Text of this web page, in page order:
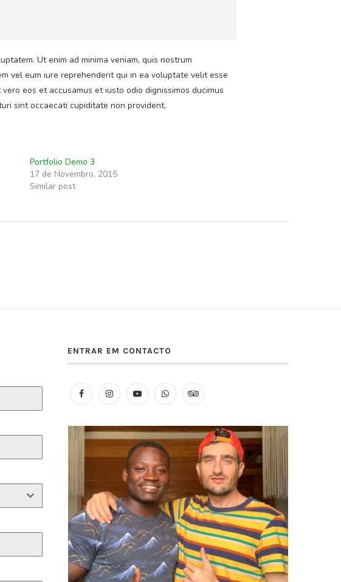
Ut enim ad minima veniam, quis nostrum
vel eum iure reprehenderit qui in ea voluptate velit esse
eos et accusamus et iusto odio dignissimos ducimus
sint occaecati cupiditate non provident,
Portfolio Demo 3
17 de Novembro, 2015
Similar post
ENTRAR EM CONTACTO